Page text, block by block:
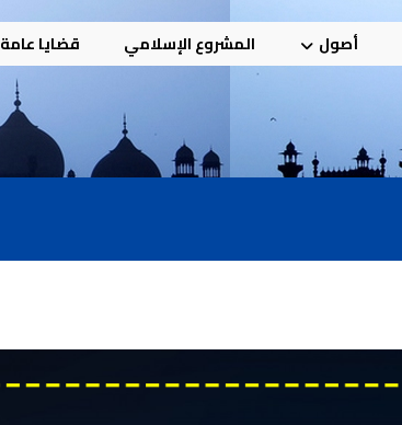
أصول المشروع الإسلامي قضايا عامة